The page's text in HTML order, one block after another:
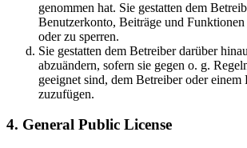
genommen hat. Sie gestatten dem
Benutzerkonto, Beiträge und Funktionen
oder zu sperren.
Sie gestatten dem Betreiber darüber
abzuändern, sofern sie gegen o. g.
geeignet sind, dem Betreiber oder einem
zuzufügen.
4. General Public License